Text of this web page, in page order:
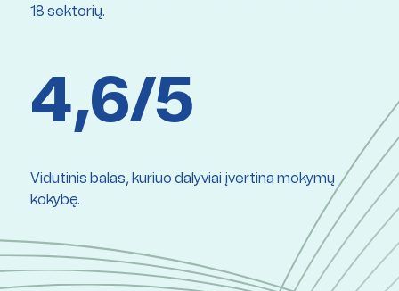
18 sektorių.
4,6/5
Vidutinis balas, kuriuo dalyviai įvertina mokymų
kokybę.